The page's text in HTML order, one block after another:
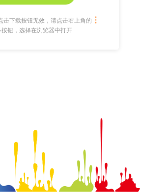
击下载按钮无效，请点击右上角的
按钮，选择在浏览器中打开